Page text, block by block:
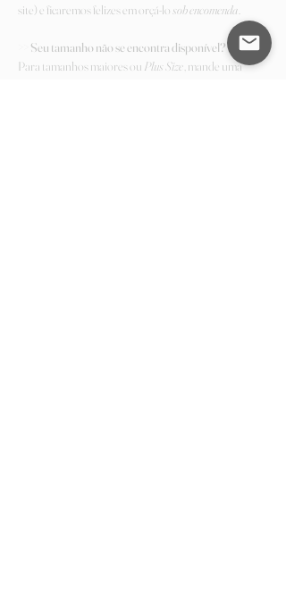
site) e ficaremos felizes em orçá-losob encomenda.
>> Seu tamanho não se encontra disponível?
Para tamanhos maiores ou Plus Size, mande uma